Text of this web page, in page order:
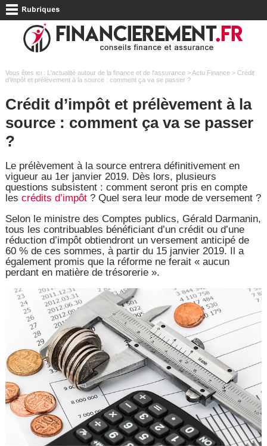
Vous êtes ici : L'actualité autour de la finance et de l'assurance>Actu Finance> Crédit
d’impôt et prélèvement à la source : comment ça va se passer ?
Crédit d’impôt et prélèvement à la
source : comment ça va se passer
?
Le prélèvement à la source entrera définitivement en
vigueur au 1er janvier 2019. Dès lors, plusieurs
questions subsistent : comment seront pris en compte
les crédits d’impôt? Quel sera leur mode de versement ?
Selon le ministre des Comptes publics, Gérald Darmanin,
tous les contribuables bénéficiant d’un crédit ou d’une
réduction d’impôt obtiendront un versement anticipé de
60 % de ces sommes, à partir du 15 janvier 2019. Il a
également promis que la réforme ne ferait « aucun
perdant en matière de trésorerie ».